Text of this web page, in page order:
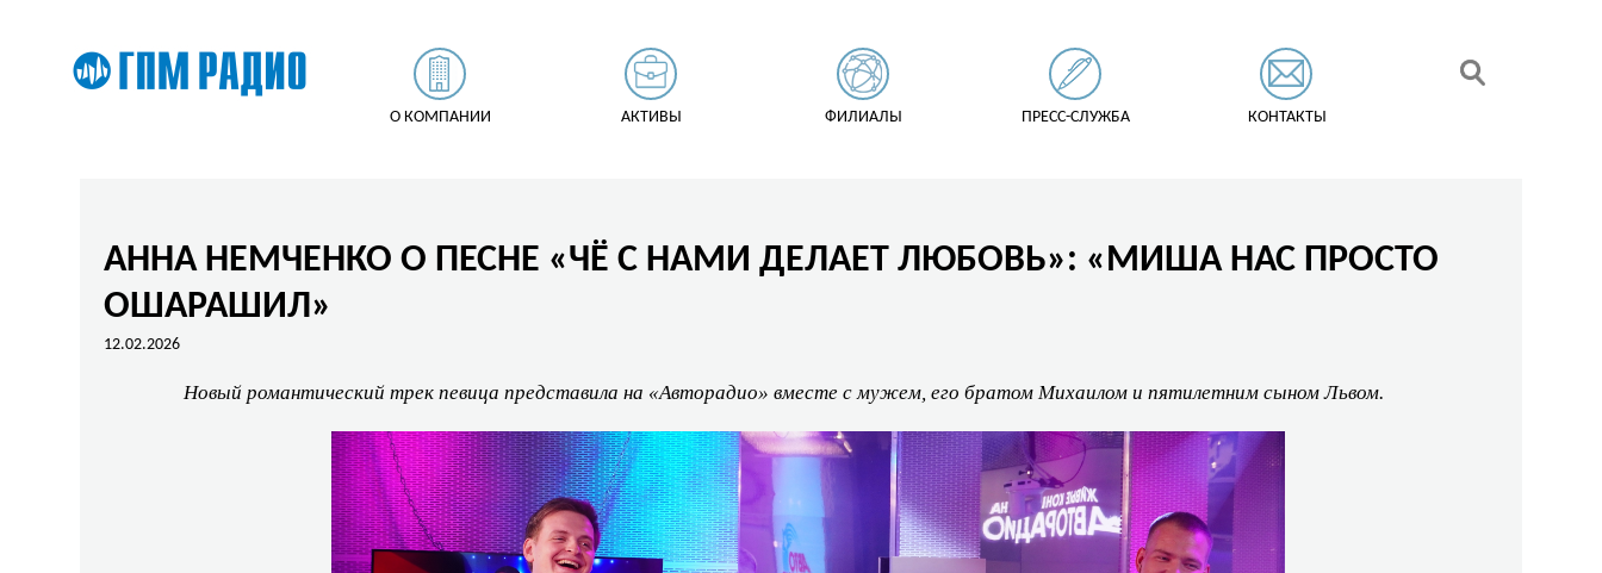
О КОМПАНИИ АКТИВЫ ФИЛИАЛЫ ПРЕСС-СЛУЖБА КОНТАКТЫ
АННА НЕМЧЕНКО О ПЕСНЕ «ЧЁ С НАМИ ДЕЛАЕТ ЛЮБОВЬ»: «МИША НАС ПРОСТО
ОШАРАШИЛ»
12.02.2026
Новый романтический трек певица представила на «Авторадио» вместе с мужем, его братом Михаилом и пятилетним сыном Львом.